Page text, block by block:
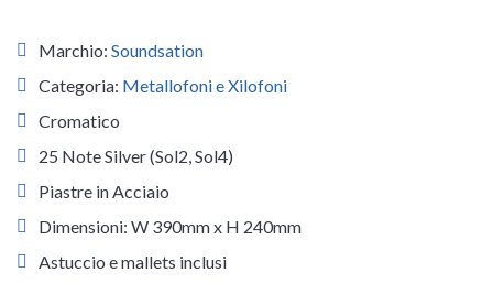
Marchio: Soundsation
Categoria: Metallofoni e Xilofoni
Cromatico
25 Note Silver (Sol2, Sol4)
Piastre in Acciaio
Dimensioni: W 390mm x H 240mm
Astuccio e mallets inclusi